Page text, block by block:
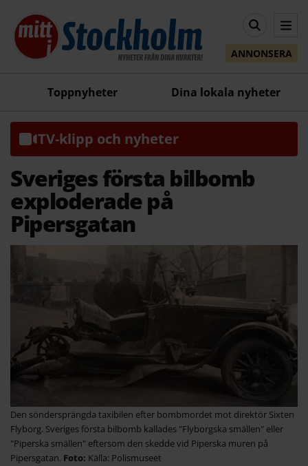
ANNONSERA
Toppnyheter Dina lokala nyheter
TV-klipp och nyheter
Sveriges första bilbomb
exploderade på
Pipersgatan
Den söndersprängda taxibilen efter bombmordet mot direktör Sixten
Flyborg. Sveriges första bilbomb kallades "Flyborgska smällen" eller
"Piperska smällen" eftersom den skedde vid Piperska muren på
Pipersgatan.
Källa: Polismuseet